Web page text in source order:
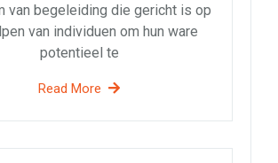
van begeleiding die gericht is op
van individuen om hun ware
potentieel te
Read More